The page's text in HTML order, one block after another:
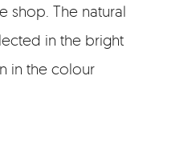
shop. The natural
in the bright
in the colour